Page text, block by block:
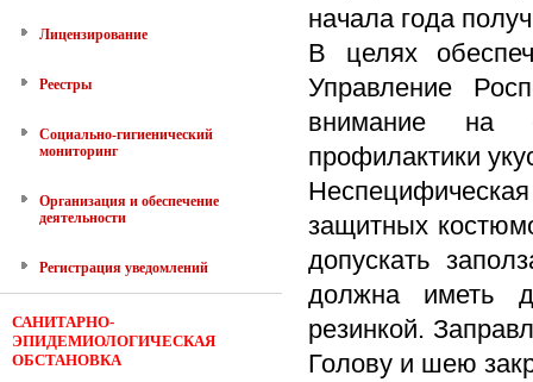
Лицензирование
Реестры
Социально-гигиенический
мониторинг
Организация и обеспечение
деятельности
Регистрация уведомлений
САНИТАРНО-
ЭПИДЕМИОЛОГИЧЕСКАЯ
ОБСТАНОВКА
начала года
В целях
Управление
внимание на
профилактики
защитных
допускать
должна иметь
резинкой.
Голову и шею